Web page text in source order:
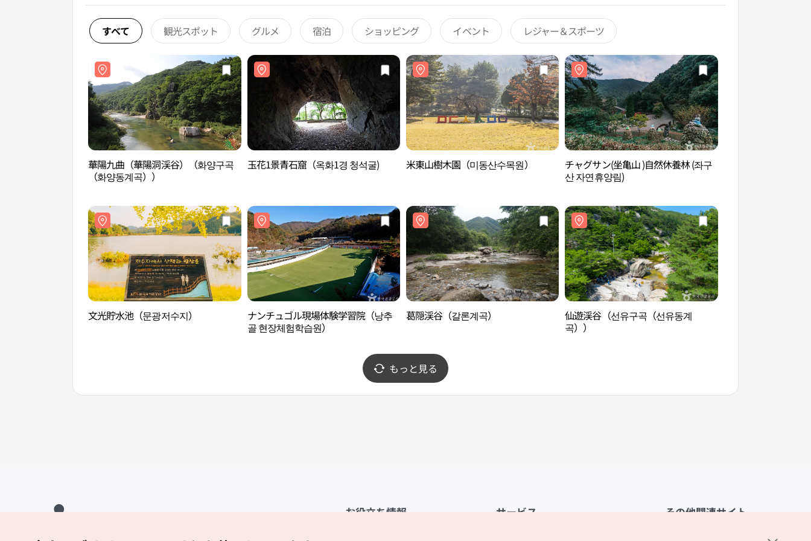
すべて 観光スポット グルメ 宿泊 ショッピング イベント レジャー＆スポーツ
華陽九曲（華陽洞渓谷）（화양구곡
（화양동계곡））
玉花1景青石窟（옥화1경 청석굴) 米東山樹木園（미동산수목원）
チャグサン(坐亀山 )自然休養林 (좌구
산 자연휴양림)
文光貯水池（문광저수지）
ナンチュゴル現場体験学習院（낭추
골 현장체험학습원）
葛隠渓谷（갈론계곡）
仙遊渓谷（선유구곡（선유동계
곡））
もっと見る
お役立ち情報 サービス その他関連サイト